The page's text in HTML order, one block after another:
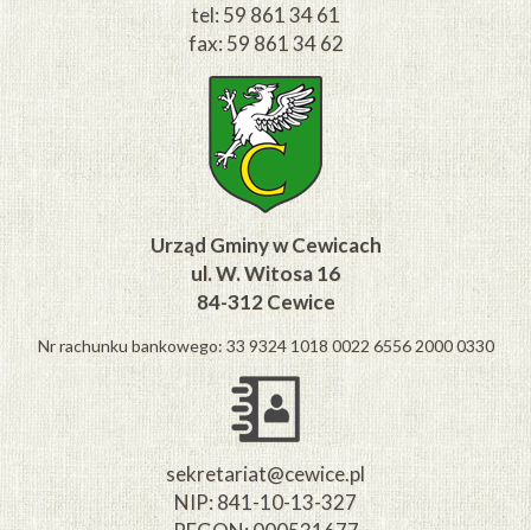
tel: 59 861 34 61
fax: 59 861 34 62
Urząd Gminy w Cewicach
ul. W. Witosa 16
84-312 Cewice
Nr rachunku bankowego: 33 9324 1018 0022 6556 2000 0330
sekretariat@cewice.pl
NIP: 841-10-13-327